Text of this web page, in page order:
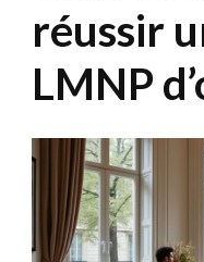
réussir
LMNP